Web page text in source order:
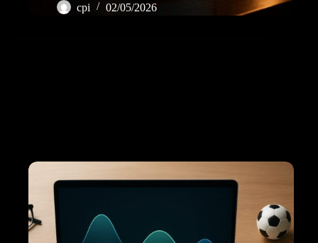
cpi
02/05/2026